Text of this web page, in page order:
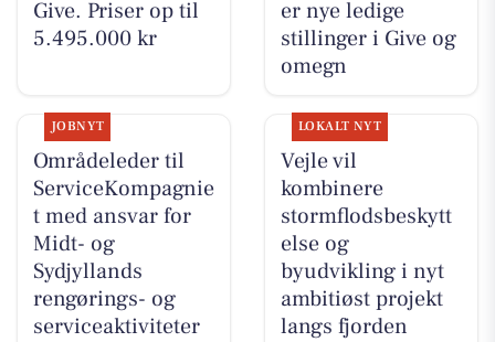
Give. Priser op til
5.495.000 kr
er nye ledige
stillinger i Give og
omegn
JOBNYT
Områdeleder til
ServiceKompagnie
t med ansvar for
Midt- og
Sydjyllands
rengørings- og
serviceaktiviteter
LOKALT NYT
Vejle vil
kombinere
stormflodsbeskytt
else og
byudvikling i nyt
ambitiøst projekt
langs fjorden